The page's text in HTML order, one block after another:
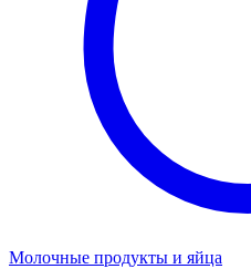
Молочные продукты и яйца